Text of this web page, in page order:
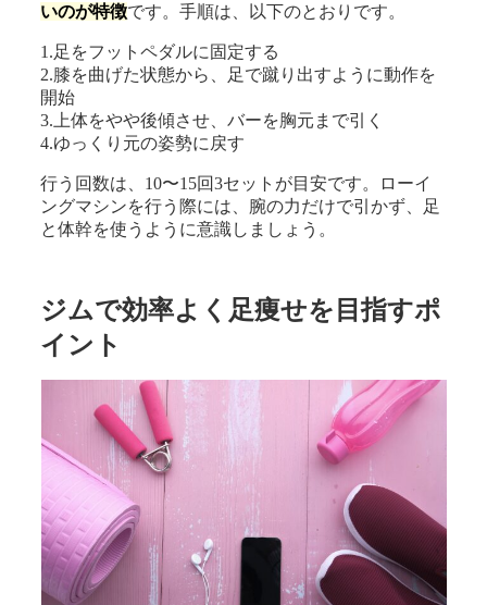
いのが特徴です。手順は、以下のとおりです。
1.足をフットペダルに固定する
2.膝を曲げた状態から、足で蹴り出すように動作を
開始
3.上体をやや後傾させ、バーを胸元まで引く
4.ゆっくり元の姿勢に戻す
行う回数は、10〜15回3セットが目安です。ローイ
ングマシンを行う際には、腕の力だけで引かず、足
と体幹を使うように意識しましょう。
ジムで効率よく足痩せを目指すポ
イント